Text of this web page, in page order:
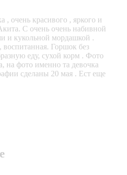
, очень красивого , яркого и
С очень очень набивной
и кукольной мордашкой .
воспитанная. Горшок без
еду, сухой корм . Фото
на фото именно та девочка
сделаны 20 мая . Ест еще